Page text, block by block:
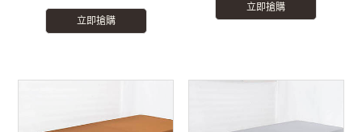
立即搶購
立即搶購